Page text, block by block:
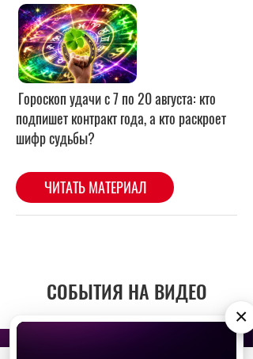
СОБЫТИЯ НА ВИДЕО
×